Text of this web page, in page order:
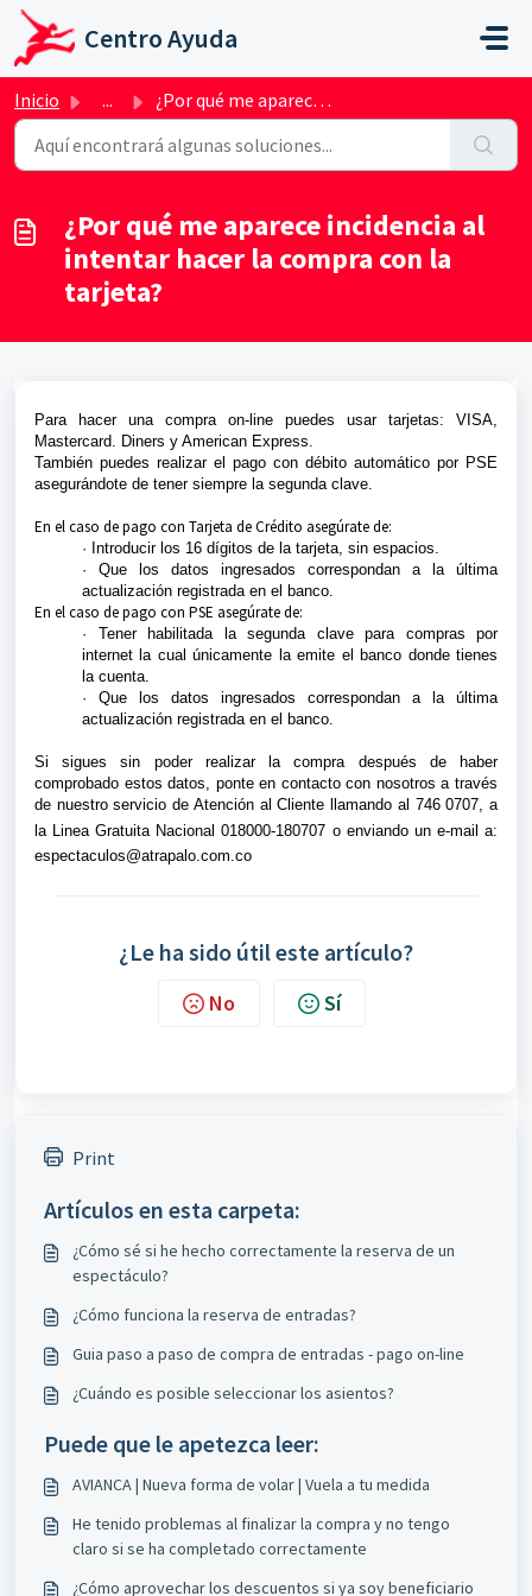
Saltar al contenido principal
Centro Ayuda
Inicio ... ¿Por qué me aparece incidencia al intentar hacer la compr...
¿Por qué me aparece incidencia al
intentar hacer la compra con la
tarjeta?
Para hacer una compra on-line puedes usar tarjetas: VISA,
Mastercard. Diners y American Express.
También puedes realizar el pago con débito automático por PSE
asegurándote de tener siempre la segunda clave.
En el caso de pago con Tarjeta de Crédito asegúrate de:
· Introducir los 16 dígitos de la tarjeta, sin espacios.
· Que los datos ingresados correspondan a la última
actualización registrada en el banco.
En el caso de pago con PSE asegúrate de:
· Tener habilitada la segunda clave para compras por
internet la cual únicamente la emite el banco donde tienes
la cuenta.
· Que los datos ingresados correspondan a la última
actualización registrada en el banco.
Si sigues sin poder realizar la compra después de haber
comprobado estos datos, ponte en contacto con nosotros a través
de nuestro servicio de Atención al Cliente llamando al 746 0707, a
la Linea Gratuita Nacional 018000-180707 o enviando un e-mail a:
espectaculos@atrapalo.com.co
¿Le ha sido útil este artículo?
No Sí
Print
Artículos en esta carpeta:
¿Cómo sé si he hecho correctamente la reserva de un
espectáculo?
¿Cómo funciona la reserva de entradas?
Guia paso a paso de compra de entradas - pago on-line
¿Cuándo es posible seleccionar los asientos?
Puede que le apetezca leer:
AVIANCA | Nueva forma de volar | Vuela a tu medida
He tenido problemas al finalizar la compra y no tengo
claro si se ha completado correctamente
¿Cómo aprovechar los descuentos si ya soy beneficiario